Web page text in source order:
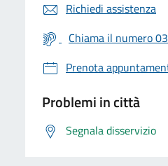
Richiedi assistenza
Chiama il numero
Prenota
Problemi in città
Segnala disservizio